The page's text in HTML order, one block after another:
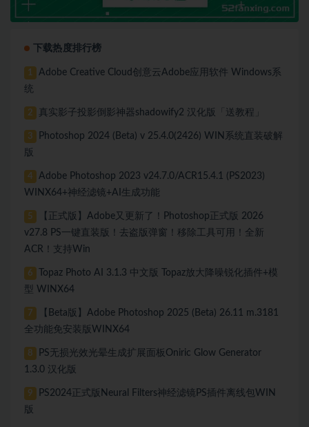
下载热度排行榜
1
Adobe Creative Cloud创意云Adobe应用软件 Windows系
统
2 真实影子投影倒影神器shadowify2 汉化版「送教程」
3
Photoshop 2024 (Beta) v 25.4.0(2426) WIN系统直装破解
版
4
Adobe Photoshop 2023 v24.7.0/ACR15.4.1 (PS2023)
WINX64+神经滤镜+AI生成功能
5
【正式版】Adobe又更新了！Photoshop正式版 2026
v27.8 PS一键直装版！去盗版弹窗！移除工具可用！全新
ACR！支持Win
6
Topaz Photo AI 3.1.3 中文版 Topaz放大降噪锐化插件+模
型 WINX64
7
【Beta版】Adobe Photoshop 2025 (Beta) 26.11 m.3181
全功能免安装版WINX64
8
PS无损光效光晕生成扩展面板Oniric Glow Generator
1.3.0 汉化版
9
PS2024正式版Neural Filters神经滤镜PS插件离线包WIN
版